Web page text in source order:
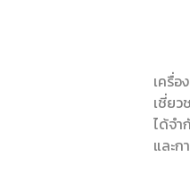
เครื่
เชี่ยว
ได้จ
และก